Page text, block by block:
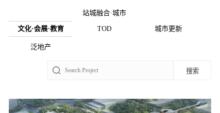
文化·会展·教育
站城融合·城市
TOD 城市更新
泛地产